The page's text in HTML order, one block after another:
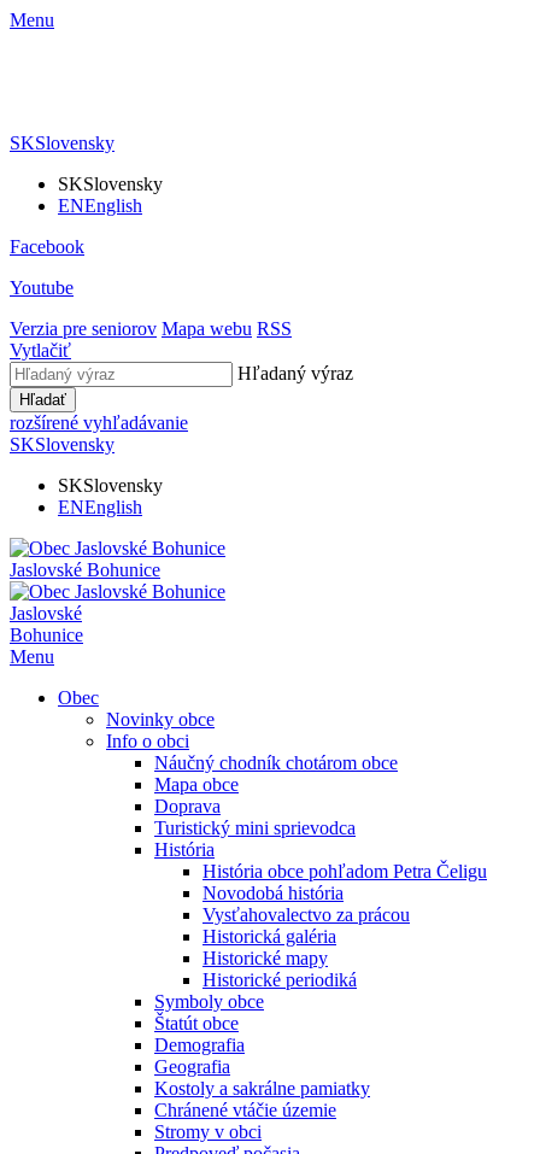
Menu
SKSlovensky
SKSlovensky
ENEnglish
Facebook
Youtube
Verzia pre seniorov Mapa webu RSS
Vytlačiť
Hľadaný výraz
Hľadať
rozšírené vyhľadávanie
SKSlovensky
SKSlovensky
ENEnglish
Jaslovské Bohunice
Jaslovské
Bohunice
Menu
Obec
Novinky obce
Info o obci
Náučný chodník chotárom obce
Mapa obce
Doprava
Turistický mini sprievodca
História
História obce pohľadom Petra Čeligu
Novodobá história
Vysťahovalectvo za prácou
Historická galéria
Historické mapy
Historické periodiká
Symboly obce
Štatút obce
Demografia
Geografia
Kostoly a sakrálne pamiatky
Chránené vtáčie územie
Stromy v obci